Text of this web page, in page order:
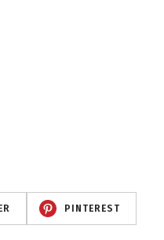
PINTEREST